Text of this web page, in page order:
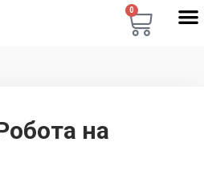
0
на